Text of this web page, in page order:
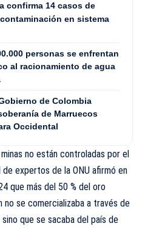
confirma 14 casos de
en sistema
personas se enfrentan
al racionamiento de agua
de Colombia
de Marruecos
Occidental
no están controladas por el
de expertos de la ONU afirmó en
que más del 50 % del oro
no se comercializaba a través de
que se sacaba del país de